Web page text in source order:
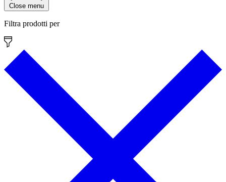
Close menu
Filtra prodotti per